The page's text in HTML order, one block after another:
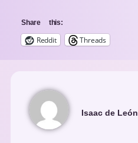
Share this:
Reddit Threads
Isaac de León